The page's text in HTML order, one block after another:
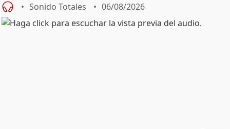
Sonido Totales 06/08/2026